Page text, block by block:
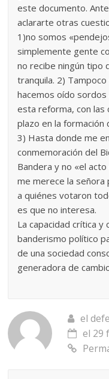
este documento.
aclararte otras
1)no somos
simplemente gente
no recibe ningún tipo
tranquila. 2)
hacemos oído sordos
esta reforma, con las
plazo en la
3) Hasta donde me
conmemoración del
Bandera y no «el
me merece la señora
a quiénes votaron
es que no interesa.
La capacidad crítica
banderismo político
de una sociedad
generadora de
el
el 29